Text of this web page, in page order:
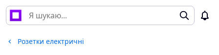
Розетки електричні